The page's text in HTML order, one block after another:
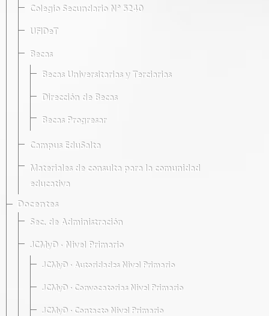
Colegio Secundario Nº 5240
UFIDeT
Becas
Becas Universitarias y Terciarias
Dirección de Becas
Becas Progresar
Campus EduSalta
Materiales de consulta para la comunidad
educativa
Docentes
Sec. de Administración
JCMyD · Nivel Primario
JCMyD · Autoridades Nivel Primario
JCMyD · Convocatorias Nivel Primario
JCMyD · Contacto Nivel Primario